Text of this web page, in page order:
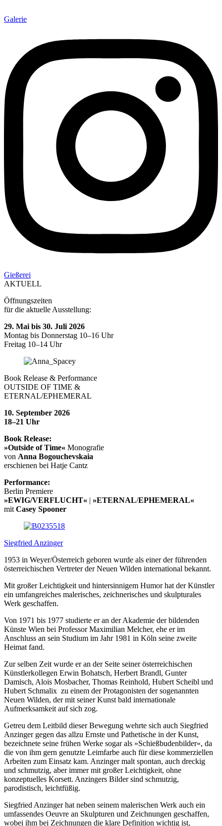
Galerie
Gießerei
AKTUELL
Öffnungszeiten
für die aktuelle Ausstellung:
29. Mai bis 30. Juli 2026
Montag bis Donnerstag 10–16 Uhr
Freitag 10–14 Uhr
Book Release & Performance
OUTSIDE OF TIME &
ETERNAL/EPHEMERAL
10. September 2026
18–21 Uhr
Book Release:
»Outside of Time« Monografie
von Anna Bogouchevskaia
erschienen bei Hatje Cantz
Performance:
Berlin Premiere
»EWIG/VERFLUCHT« | »ETERNAL/EPHEMERAL«
mitCasey Spooner
Siegfried Anzinger
1953 in Weyer/Österreich geboren wurde als einer der führenden
österreichischen Vertreter der Neuen Wilden international bekannt.
Mit großer Leichtigkeit und hintersinnigem Humor hat der Künstler
ein umfangreiches malerisches, zeichnerisches und skulpturales
Werk geschaffen.
Von 1971 bis 1977 studierte er an der Akademie der bildenden
Künste Wien bei Professor Maximilian Melcher, ehe er im
Anschluss an sein Studium im Jahr 1981 in Köln seine zweite
Heimat fand.
Zur selben Zeit wurde er an der Seite seiner österreichischen
Künstlerkollegen Erwin Bohatsch, Herbert Brandl, Gunter
Damisch, Alois Mosbacher, Thomas Reinhold, Hubert Scheibl und
Hubert Schmalix zu einem der Protagonisten der sogenannten
Neuen Wilden, der mit seiner Kunst bald internationale
Aufmerksamkeit auf sich zog.
Getreu dem Leitbild dieser Bewegung wehrte sich auch Siegfried
Anzinger gegen das allzu Ernste und Pathetische in der Kunst,
bezeichnete seine frühen Werke sogar als »Schießbudenbilder«, da
die von ihm gern genutzte Leimfarbe auch für diese kommerziellen
Arbeiten zum Einsatz kam. Anzinger malt spontan, auch dreckig
und schmutzig, aber immer mit großer Leichtigkeit, ohne
konzeptuelles Korsett. Anzingers Bilder sind schmutzig,
parodistisch, leichtfüßig.
Siegfried Anzinger hat neben seinem malerischen Werk auch ein
umfassendes Oeuvre an Skulpturen und Zeichnungen geschaffen,
wobei ihm bei Zeichnungen die klare Definition wichtig ist,